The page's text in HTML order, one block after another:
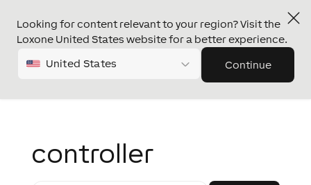
Looking for content relevant to your region? Visit the
Loxone United States website for a better experience.
United States Continue
controller